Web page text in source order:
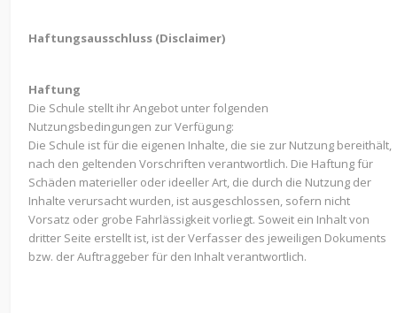
Haftungsausschluss (Disclaimer)
Haftung
Die Schule stellt ihr Angebot unter folgenden
Nutzungsbedingungen zur Verfügung:
Die Schule ist für die eigenen Inhalte, die sie zur Nutzung bereithält,
nach den geltenden Vorschriften verantwortlich. Die Haftung für
Schäden materieller oder ideeller Art, die durch die Nutzung der
Inhalte verursacht wurden, ist ausgeschlossen, sofern nicht
Vorsatz oder grobe Fahrlässigkeit vorliegt. Soweit ein Inhalt von
dritter Seite erstellt ist, ist der Verfasser des jeweiligen Dokuments
bzw. der Auftraggeber für den Inhalt verantwortlich.